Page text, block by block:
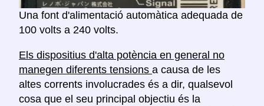
Una font d'alimentació automàtica adequada de
100 volts a 240 volts.
Els dispositius d'alta potència en general no
manegen diferents tensions a causa de les
altes corrents involucrades és a dir, qualsevol
cosa que el seu principal objectiu és la